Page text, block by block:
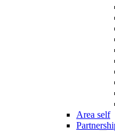
Area self